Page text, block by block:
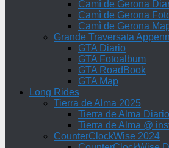
Camì de Gerona
Camì de Gerona
Camì de Gerona
Grande Traversata
GTA Diario
GTA Fotoalbum
GTA RoadBook
GTA Map
Long Rides
Tierra de Alma 2025
Tierra de Alma Diario
Tierra de Alma @
CounterClockWise 2024